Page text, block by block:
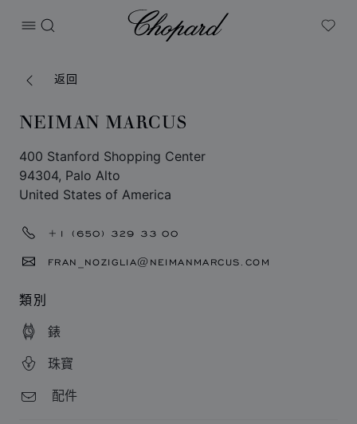
打开菜单
搜索
Chopard
My
返回
NEIMAN MARCUS
400 Stanford Shopping Center
94304, Palo Alto
United States of America
+1 (650) 329 33 00
FRAN_NOZIGLIA@NEIMANMARCUS.COM
類別
錶
珠寶
配件